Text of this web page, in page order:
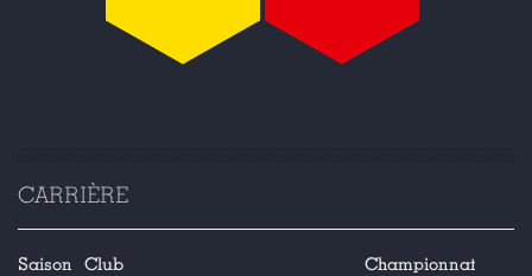
CARRIÈRE
Saison Club Championnat